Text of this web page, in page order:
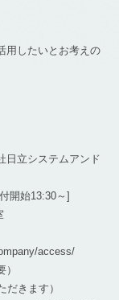
用したいとお考えの
日立システムアンド
開始13:30～]
access/
だきます）